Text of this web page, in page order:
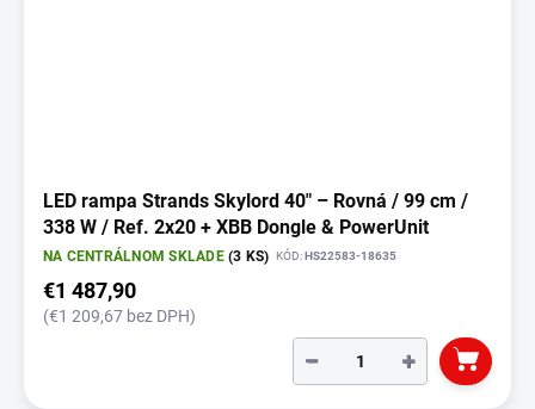
LED rampa Strands Skylord 40" – Rovná / 99 cm /
338 W / Ref. 2x20 + XBB Dongle & PowerUnit
NA CENTRÁLNOM SKLADE(3 KS) KÓD:HS22583-18635
€1 487,90
(€1 209,67 bez DPH)
+
−